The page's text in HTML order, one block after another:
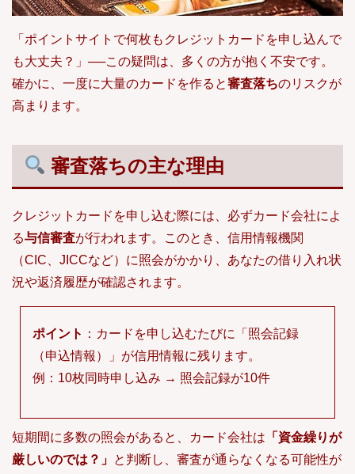
「ポイントサイトで何枚もクレジットカードを申し込んで
も大丈夫？」──この疑問は、多くの方が抱く不安です。
確かに、一度に大量のカードを作ると審査落ちのリスクが
高まります。
審査落ちの主な理由
クレジットカードを申し込む際には、必ずカード会社によ
る与信審査が行われます。このとき、信用情報機関
（CIC、JICCなど）に照会がかかり、あなたの借り入れ状
況や返済履歴が確認されます。
ポイント ：カードを申し込むたびに「照会記録
（申込情報）」が信用情報に残ります。
例：10枚同時申し込み → 照会記録が10件
短期間に多数の照会があると、カード会社は 「資金繰りが
厳しいのでは？」 と判断し、審査が通らなくなる可能性が